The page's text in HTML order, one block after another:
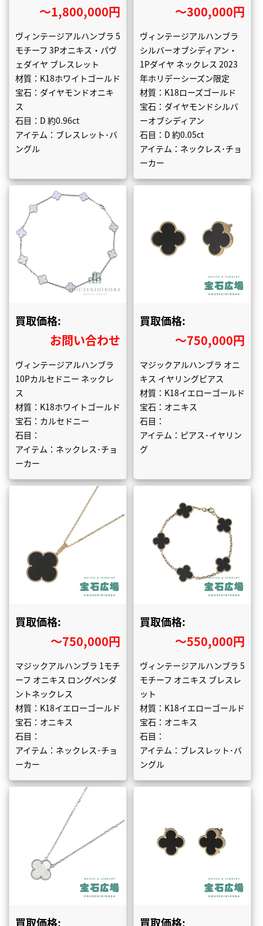
〜1,800,000円
ヴィンテージアルハンブラ 5
モチーフ 3Pオニキス・パヴ
ェダイヤ ブレスレット
材質：K18ホワイトゴールド
宝石：ダイヤモンドオニキ
ス
石目：D 約0.96ct
アイテム：ブレスレット･バ
ングル
〜300,000円
ヴィンテージアルハンブラ
シルバーオブシディアン・
1Pダイヤ ネックレス 2023
年ホリデーシーズン限定
材質：K18ローズゴールド
宝石：ダイヤモンドシルバ
ーオブシディアン
石目：D 約0.05ct
アイテム：ネックレス･チョ
ーカー
買取価格:
お問い合わせ
ヴィンテージアルハンブラ
10Pカルセドニー ネックレ
ス
材質：K18ホワイトゴールド
宝石：カルセドニー
石目：
アイテム：ネックレス･チョ
ーカー
買取価格:
〜750,000円
マジックアルハンブラ オニ
キス イヤリングピアス
材質：K18イエローゴールド
宝石：オニキス
石目：
アイテム：ピアス･イヤリン
グ
買取価格:
〜750,000円
マジックアルハンブラ 1モチ
ーフ オニキス ロングペンダ
ントネックレス
材質：K18イエローゴールド
宝石：オニキス
石目：
アイテム：ネックレス･チョ
ーカー
買取価格:
〜550,000円
ヴィンテージアルハンブラ 5
モチーフ オニキス ブレスレ
ット
材質：K18イエローゴールド
宝石：オニキス
石目：
アイテム：ブレスレット･バ
ングル
買取価格: 買取価格: